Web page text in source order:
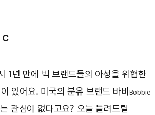
C
1년 만에 빅 브랜드들의 아성을 위협한
있어요. 미국의 분유 브랜드 바비 Bobbie
관심이 없다고요? 오늘 들려드릴